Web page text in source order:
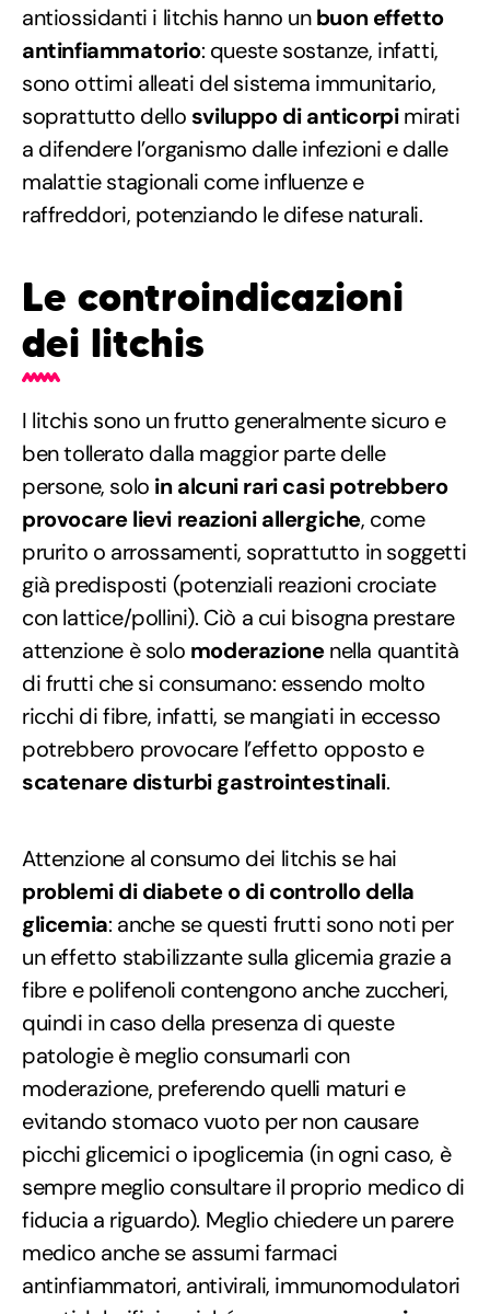
antiossidanti i litchis hanno unbuon effetto
antinfiammatorio: queste sostanze, infatti,
sono ottimi alleati del sistema immunitario,
soprattutto dello sviluppo di anticorpimirati
a difendere l’organismo dalle infezioni e dalle
malattie stagionali come influenze e
raffreddori, potenziando le difese naturali.
Le controindicazioni
dei litchis
I litchis sono un frutto generalmente sicuro e
ben tollerato dalla maggior parte delle
persone, solo in alcuni rari casi potrebbero
provocare lievi reazioni allergiche, come
prurito o arrossamenti, soprattutto in soggetti
già predisposti (potenziali reazioni crociate
con lattice/pollini). Ciò a cui bisogna prestare
attenzione è solo moderazionenella quantità
di frutti che si consumano: essendo molto
ricchi di fibre, infatti, se mangiati in eccesso
potrebbero provocare l’effetto opposto e
scatenare disturbi gastrointestinali.
Attenzione al consumo dei litchis se hai
problemi di diabete o di controllo della
glicemia: anche se questi frutti sono noti per
un effetto stabilizzante sulla glicemia grazie a
fibre e polifenoli contengono anche zuccheri,
quindi in caso della presenza di queste
patologie è meglio consumarli con
moderazione, preferendo quelli maturi e
evitando stomaco vuoto per non causare
picchi glicemici o ipoglicemia (in ogni caso, è
sempre meglio consultare il proprio medico di
fiducia a riguardo). Meglio chiedere un parere
medico anche se assumi farmaci
antinfiammatori, antivirali, immunomodulatori